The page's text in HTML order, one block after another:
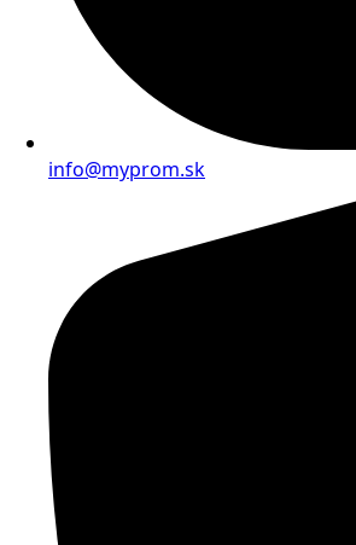
info@myprom.sk